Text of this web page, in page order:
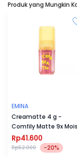
Produk yang Mungkin
EMINA
Creamatte 4 g -
Comfily Matte 9x
Boost
Rp41.600
Rp52.000 -20%